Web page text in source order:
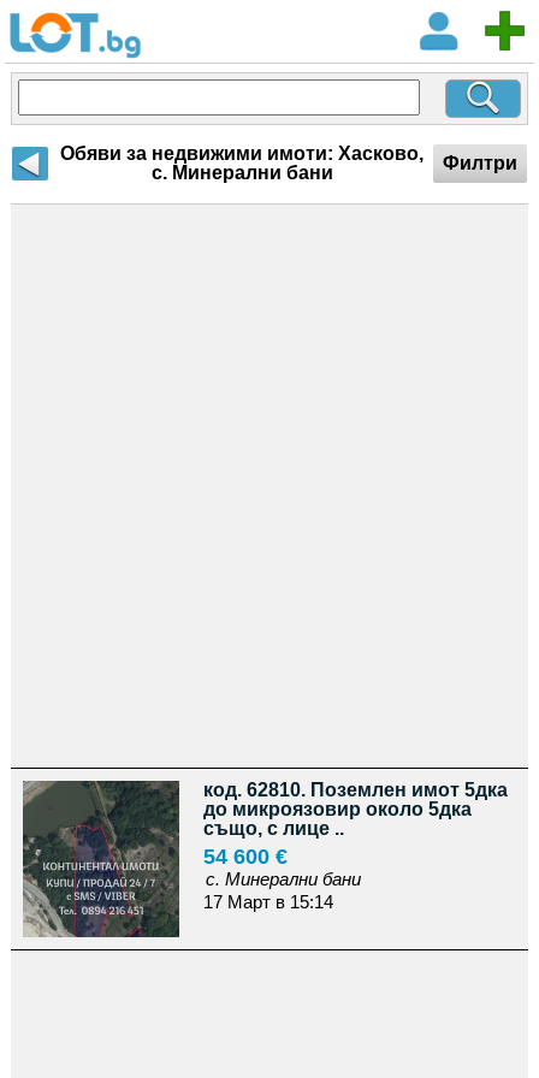
Обяви за недвижими имоти: Хасково,
с. Минерални бани
Филтри
код. 62810. Поземлен имот 5дка
до микроязовир около 5дка
също, с лице ..
54 600 €
с. Минерални бани
17 Март в 15:14